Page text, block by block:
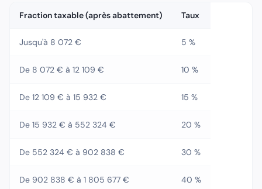
Fraction taxable (après abattement) Taux
Jusqu'à 8 072 € 5 %
De 8 072 € à 12 109 € 10 %
De 12 109 € à 15 932 € 15 %
De 15 932 € à 552 324 € 20 %
De 552 324 € à 902 838 € 30 %
De 902 838 € à 1 805 677 € 40 %